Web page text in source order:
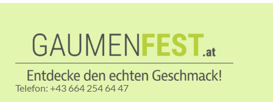
Telefon: +43 664 254 64 47